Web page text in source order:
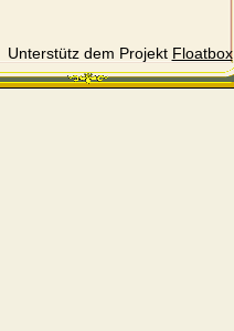
Unterstütz dem Projekt Floatbox